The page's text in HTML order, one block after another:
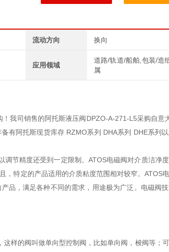
流动方向 换向
应用领域
道路/轨道/船舶,包装/造
属
我司销售的阿托斯液压阀DPZO-A-271-L5采购自意
有阿托斯现货库存 RZMO系列 DHA系列 DHE系列
节精度还受到一定限制。ATOS电磁阀对介质洁净
特定的产品适用的介质粘度范围相对较窄。ATOS
品，满足各种不同的需求，用途极为广泛。电磁阀
样的阀叫做单向型控制阀，比如单向阀，梭阀等；